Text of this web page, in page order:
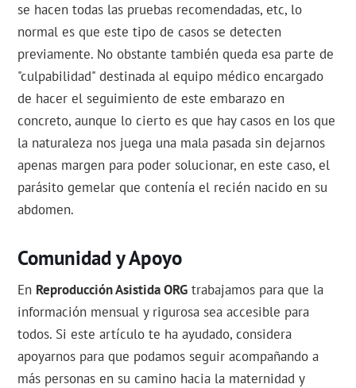
se hacen todas las pruebas recomendadas, etc, lo
normal es que este tipo de casos se detecten
previamente. No obstante también queda esa parte de
"culpabilidad" destinada al equipo médico encargado
de hacer el seguimiento de este embarazo en
concreto, aunque lo cierto es que hay casos en los que
la naturaleza nos juega una mala pasada sin dejarnos
apenas margen para poder solucionar, en este caso, el
parásito gemelar que contenía el recién nacido en su
abdomen.
Comunidad y Apoyo
En Reproducción Asistida ORG trabajamos para que la
información mensual y rigurosa sea accesible para
todos. Si este artículo te ha ayudado, considera
apoyarnos para que podamos seguir acompañando a
más personas en su camino hacia la maternidad y